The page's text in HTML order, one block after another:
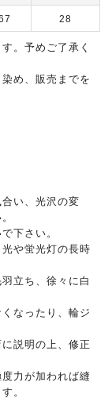
28
。予めご了承く
め、販売までを
い、光沢の変
下さい。
や蛍光灯の長時
立ち、徐々に白
なったり、輪ジ
説明の上、修正
力が加われば縫
。